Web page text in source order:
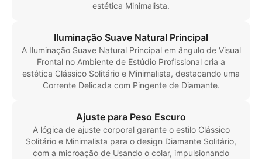
estética Minimalista.
Iluminação Suave Natural Principal
A Iluminação Suave Natural Principal em ângulo de Visual
Frontal no Ambiente de Estúdio Profissional cria a
estética Clássico Solitário e Minimalista, destacando uma
Corrente Delicada com Pingente de Diamante.
Ajuste para Peso Escuro
A lógica de ajuste corporal garante o estilo Clássico
Solitário e Minimalista para o design Diamante Solitário,
com a microação de Usando o colar, impulsionando